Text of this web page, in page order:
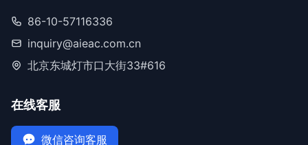
86-10-57116336
inquiry@aieac.com.cn
北京东城灯市口大街33#616
在线客服
微信咨询客服